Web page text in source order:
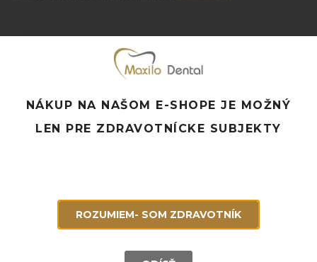
Súvisiace produkty
NÁKUP NA NAŠOM E-SHOPE JE MOŽNÝ
LEN PRE ZDRAVOTNÍCKE SUBJEKTY
ROZUMIEM- SOM ZDRAVOTNÍK